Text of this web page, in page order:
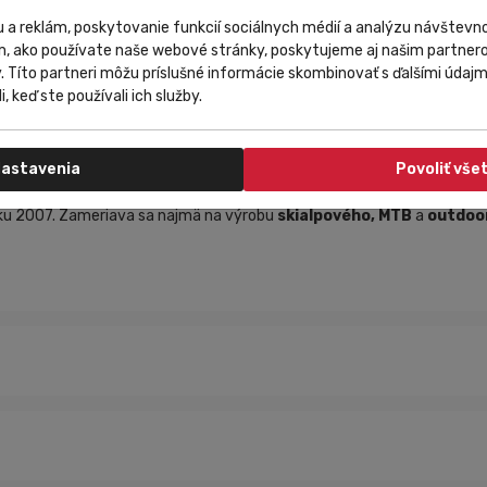
mikroplastové častice. Tieto častice zaťažujú rieky, jazerá,
vnútorná strana tkaniny, ktorá zvyčajne púšťa mikročastice
sa pri praní bežne vymývajú ako drobné mikročastice sa v
polyesteru.
2007. Zameriava sa najmä na výrobuskialpového,MTBa
a reklám, poskytovanie funkcií sociálnych médií a analýzu
ako používate naše webové stránky, poskytujeme aj našim
Títo partneri môžu príslušné informácie skombinovať s ďalšími
keď ste používali ich služby.
Povoliť